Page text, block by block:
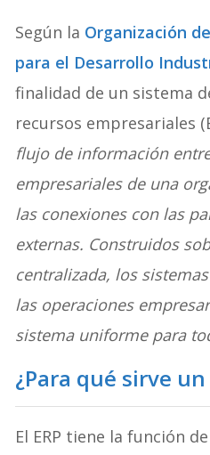
Según la Organización
para el Desarrollo
finalidad de un sistema
recursos empresariales
flujo de información
empresariales de una
las conexiones con las
externas. Construidos
centralizada, los
las operaciones
sistema uniforme para
¿Para qué sirve un
El ERP tiene la función